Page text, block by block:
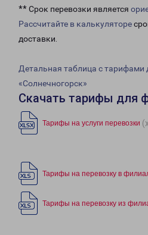
** Срок перевозки является
Рассчитайте в калькуляторе
доставки.
Детальная таблица с тарифами
«Солнечногорск»
Скачать тарифы для
Тарифы на услуги перевозки
Тарифы на перевозку в
Тарифы на перевозку из